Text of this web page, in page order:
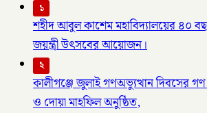
১
শহীদ আবুল কাশেম মহাবিদ্যালয়ের ৪০
জয়ন্ত্রী উৎসবের আয়োজন।
২
কালীগঞ্জে জুলাই গণঅভ্যুত্থান দিবসের
ও দোয়া মাহফিল অনুষ্ঠিত,